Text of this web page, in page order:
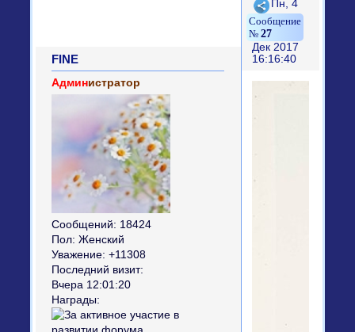
Поделиться
27
Пн, 4
Дек 2017
16:16:40
FINE
Администратор
Сообщений: 18424
Пол: Женский
Уважение: +11308
Последний визит:
Вчера 12:01:20
Награды: